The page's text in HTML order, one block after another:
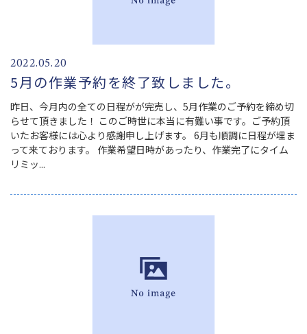
2022.05.20
5月の作業予約を終了致しました。
昨日、今月内の全ての日程がが完売し、5月作業のご予約を締め切
らせて頂きました！ このご時世に本当に有難い事です。ご予約頂
いたお客様には心より感謝申し上げます。 6月も順調に日程が埋ま
って来ております。 作業希望日時があったり、作業完了にタイム
リミッ...